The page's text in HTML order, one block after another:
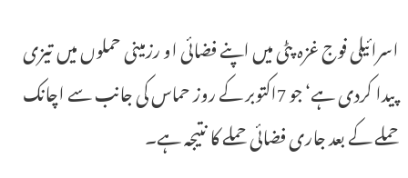
اسرائیلی فوج غزہ پٹی میں اپنے فضائی او رزمینی حملوں میں تیزی
پیدا کردی ہے‘ جو 7اکتوبر کے روز حماس کی جانب سے اچانک
حملے کے بعد جاری فضائی حملے کا نتیجہ ہے۔